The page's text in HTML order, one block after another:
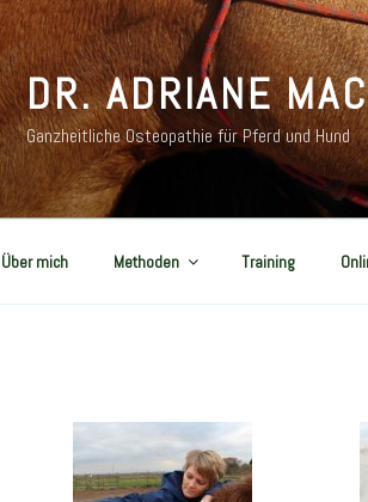
DR. ADRIANE
Ganzheitliche Osteopathie für Pferd und Hund
Über mich Methoden Training